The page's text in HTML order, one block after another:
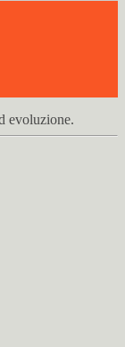
evoluzione.